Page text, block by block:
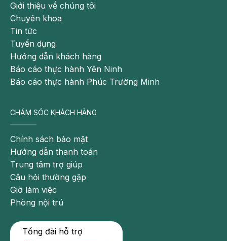
Giới thiệu về chúng tôi
Chuyên khoa
Tin tức
Tuyển dụng
Hướng dẫn khách hàng
Báo cáo thực hành Yên Ninh
Báo cáo thực hành Phúc Trường Minh
CHĂM SÓC KHÁCH HÀNG
Chính sách bảo mật
Hướng dẫn thanh toán
Trung tâm trợ giúp
Câu hỏi thường gặp
Giờ làm việc
Phòng nội trú
Tổng đài hỗ trợ